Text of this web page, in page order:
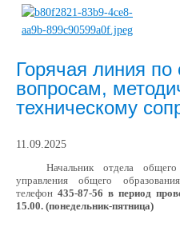
Горячая линия
вопросам,
техническому
11.09.2025
Начальник отдела
управления общего образования
телефон 435-87-56 в период
15.00. (понедельник-пятница)